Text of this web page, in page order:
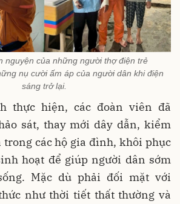
nguyện của những người thợ điện trẻ
nụ cười ấm áp của người dân khi điện
sáng trở lại.
thực hiện, các đoàn viên đã
sát, thay mới dây dẫn, kiểm
các hộ gia đình, khôi phục
hoạt để giúp người dân sớm
Mặc dù phải đối mặt với
như thời tiết thất thường và